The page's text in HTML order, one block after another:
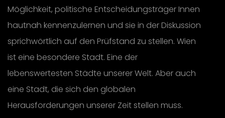
Möglichkeit, politische Entscheidungsträger Innen
hautnah kennenzulernen und sie in der Diskussion
sprichwörtlich auf den Prüfstand zu stellen. Wien
ist eine besondere Stadt. Eine der
lebenswertesten Städte unserer Welt. Aber auch
eine Stadt, die sich den globalen
Herausforderungen unserer Zeit stellen muss.